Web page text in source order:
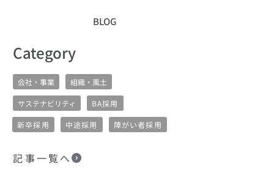
BLOG
​Category
会社・事業 組織・風土
サステナビリティ BA採用
記事一覧へ
新卒採用 中途採用 障がい者採用